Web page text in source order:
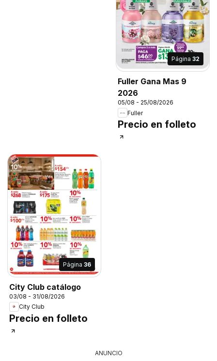
Página 32
Fuller Gana Mas 9
2026
05/08 - 25/08/2026
Fuller
Precio en folleto
Página 36
City Club catálogo
03/08 - 31/08/2026
City Club
Precio en folleto
ANUNCIO